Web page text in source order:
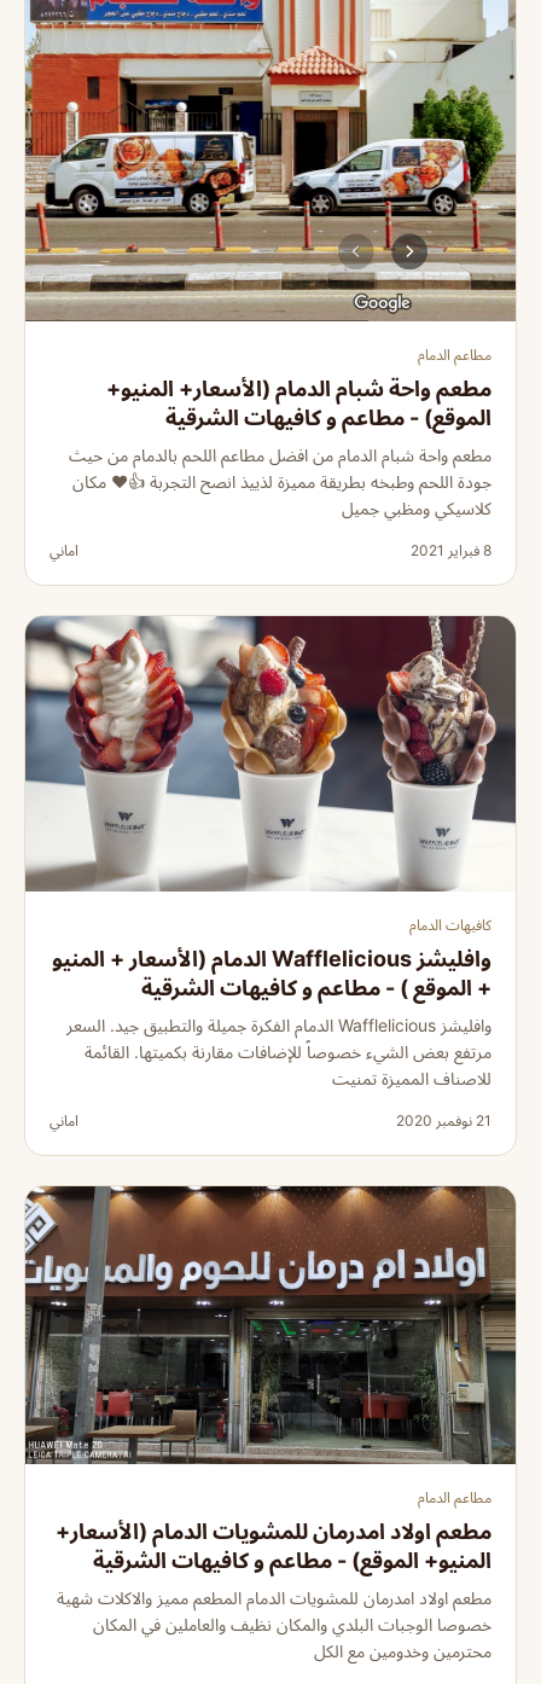
مطاعم الدمام
مطعم واحة شبام الدمام (الأسعار+ المنيو+
الموقع) - مطاعم و كافيهات الشرقية
مطعم واحة شبام الدمام من افضل مطاعم اللحم بالدمام من حيث
جودة اللحم وطبخه بطريقة مميزة لذييذ انصح التجربة 👍❤️ مكان
كلاسيكي ومظبي جميل
8 فبراير 2021 اماني
كافيهات الدمام
وافليشز Wafflelicious الدمام (الأسعار + المنيو
+ الموقع ) - مطاعم و كافيهات الشرقية
وافليشز Wafflelicious الدمام الفكرة جميلة والتطبيق جيد. السعر
مرتفع بعض الشيء خصوصاً للإضافات مقارنة بكميتها. القائمة
للاصناف المميزة تمنيت
21 نوفمبر 2020 اماني
مطاعم الدمام
مطعم اولاد امدرمان للمشويات الدمام (الأسعار+
المنيو+ الموقع) - مطاعم و كافيهات الشرقية
مطعم اولاد امدرمان للمشويات الدمام المطعم مميز والاكلات شهية
خصوصا الوجبات البلدي والمكان نظيف والعاملين في المكان
محترمين وخدومين مع الكل